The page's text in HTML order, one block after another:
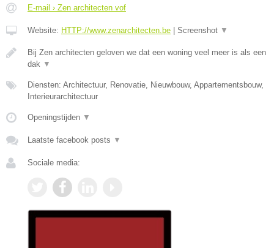
E-mail › Zen architecten vof
Website: HTTP://www.zenarchitecten.be | Screenshot ▼
Bij Zen architecten geloven we dat een woning veel meer is als een
dak ▼
Diensten: Architectuur, Renovatie, Nieuwbouw, Appartementsbouw,
Interieurarchitectuur
Openingstijden ▼
Laatste facebook posts ▼
Sociale media: